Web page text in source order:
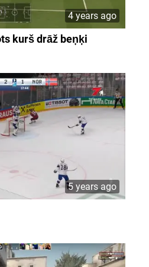
4 years ago
kurš drāž beņķi
5 years ago